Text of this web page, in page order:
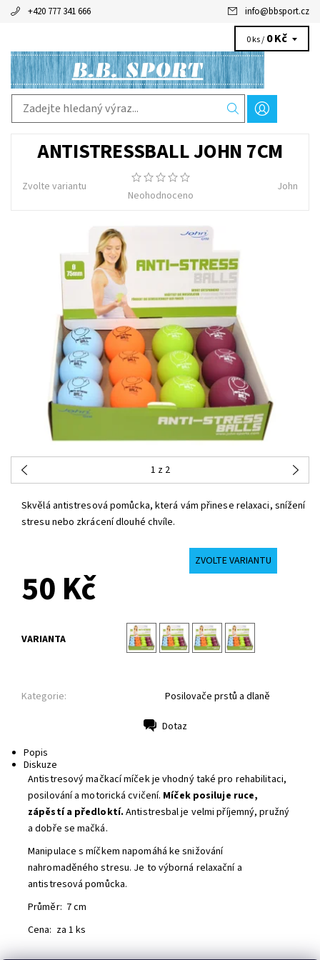
+420 777 341 666 info@bbsport.cz
0 ks / 0 Kč
ANTISTRESSBALL JOHN 7CM
Zvolte variantu
Neohodnoceno
John
1 z 2
Skvělá antistresová pomůcka, která vám přinese relaxaci, snížení
stresu nebo zkrácení dlouhé chvíle.
ZVOLTE VARIANTU
50 Kč
VARIANTA
Kategorie: Posilovače prstů a dlaně
Dotaz
Popis
Diskuze
Antistresový mačkací míček je vhodný také pro rehabilitaci,
posilování a motorická cvičení. Míček posiluje ruce,
zápěstí a předloktí. Antistresbal je velmi příjemný, pružný
a dobře se mačká.
Manipulace s míčkem napomáhá ke snižování
nahromaděného stresu. Je to výborná relaxační a
antistresová pomůcka.
Průměr: 7 cm
Cena: za 1 ks